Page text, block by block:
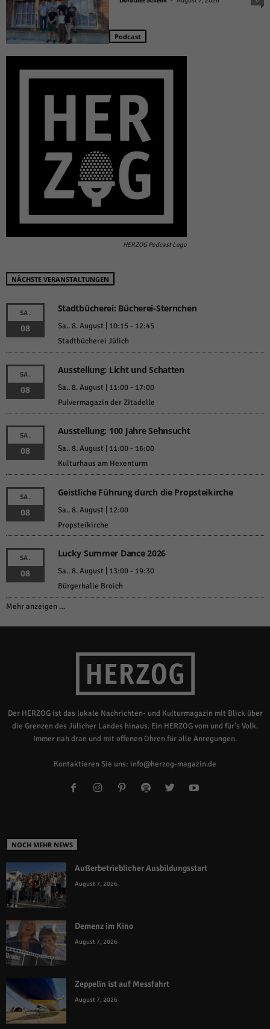
Podcast
HERZOG Podcast Logo
NÄCHSTE VERANSTALTUNGEN
SA.
08
Stadtbücherei: Bücherei-Sternchen
Sa.. 8. August | 10:15 - 12:45
Stadtbücherei Jülich
SA.
08
Ausstellung: Licht und Schatten
Sa.. 8. August | 11:00- 17:00
Pulvermagazin der Zitadelle
SA.
08
Ausstellung: 100 Jahre Sehnsucht
Sa.. 8. August | 11:00- 16:00
Kulturhaus am Hexenturm
SA.
08
Geistliche Führung durch die Propsteikirche
Sa.. 8. August | 12:00
Propsteikirche
SA.
08
Lucky Summer Dance 2026
Sa.. 8. August | 13:00- 19:30
Bürgerhalle Broich
Mehr anzeigen …
Der HERZOG ist das lokale Nachrichten- und Kulturmagazin mit Blick über
die Grenzen des Jülicher Landes hinaus. Ein HERZOG vom und für's Volk.
Immer nah dran und mit offenen Ohren für alle Anregungen.
Kontaktieren Sie uns: info@herzog-magazin.de
NOCH MEHR NEWS
Außerbetrieblicher Ausbildungsstart
August 7, 2026
Demenz im Kino
August 7, 2026
Zeppelin ist auf Messfahrt
August 7, 2026